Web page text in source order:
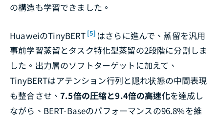
の構造も学習できました。
HuaweiのTinyBERT [5] はさらに進んで、蒸留を汎用
事前学習蒸留とタスク特化型蒸留の2段階に分割しま
した。出力層のソフトターゲットに加えて、
TinyBERTはアテンション行列と隠れ状態の中間表現
も整合させ、7.5倍の圧縮と9.4倍の高速化を達成し
ながら、BERT-Baseのパフォーマンスの96.8%を維